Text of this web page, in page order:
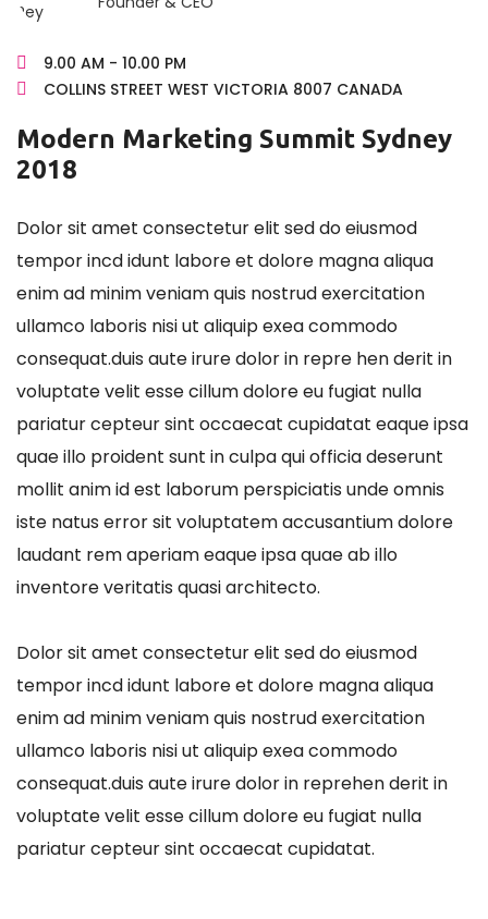
9.00 AM - 10.00 PM
COLLINS STREET WEST VICTORIA 8007 CANADA
Modern Marketing Summit Sydney
2018
Dolor sit amet consectetur elit sed do eiusmod
tempor incd idunt labore et dolore magna aliqua
enim ad minim veniam quis nostrud exercitation
ullamco laboris nisi ut aliquip exea commodo
consequat.duis aute irure dolor in repre hen derit in
voluptate velit esse cillum dolore eu fugiat nulla
pariatur cepteur sint occaecat cupidatat eaque ipsa
quae illo proident sunt in culpa qui officia deserunt
mollit anim id est laborum perspiciatis unde omnis
iste natus error sit voluptatem accusantium dolore
laudant rem aperiam eaque ipsa quae ab illo
inventore veritatis quasi architecto.
Dolor sit amet consectetur elit sed do eiusmod
tempor incd idunt labore et dolore magna aliqua
enim ad minim veniam quis nostrud exercitation
ullamco laboris nisi ut aliquip exea commodo
consequat.duis aute irure dolor in reprehen derit in
voluptate velit esse cillum dolore eu fugiat nulla
pariatur cepteur sint occaecat cupidatat.